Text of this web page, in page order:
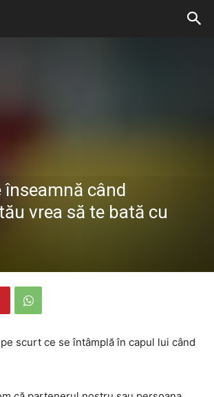
înseamnă când
vrea să te bată cu
scurt ce se întâmplă în capul lui când